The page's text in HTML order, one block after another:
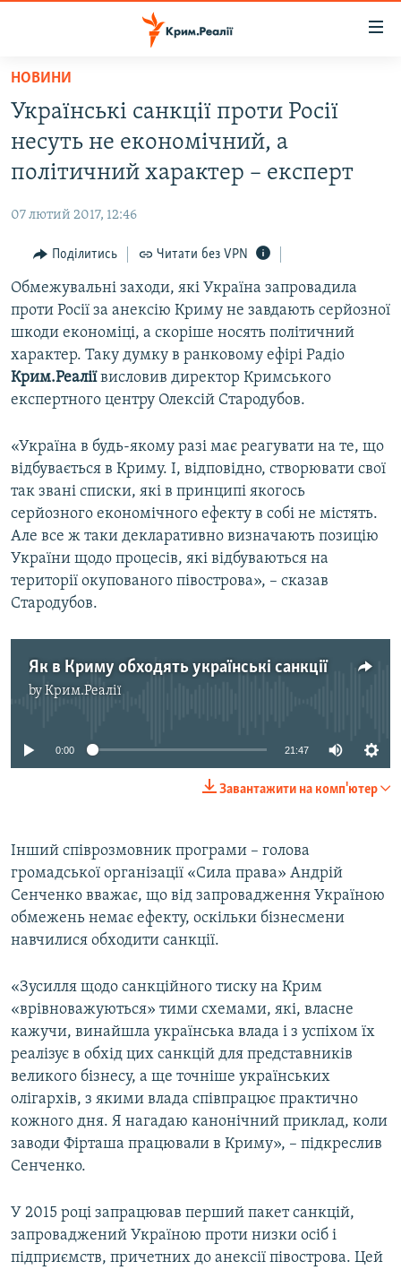
Перейти
основного
матеріалу
Перейти
до
основної
Перейти
пошуку
ВОДА.КРИМ
ВІДЕО ТА ФОТО
БЛОГИ
ПОГЛЯД
ІНТЕРВ'Ю
ВСЕ ЗА ДЕНЬ
СПЕЦПРОЕКТИ
ДЕПОРТАЦІЯ
СВІДЧЕННЯ ОКУПАЦІЇ
УКРАЇНСЬКА ПРОБЛЕМА КРИМУ
ІНФОГРАФІКА
ЯК ОБІЙТИ БЛОКУВАННЯ
Qırımtatar
ДОЛУЧАЙСЯ!
Усі сайти RFE/RL
НОВИНИ
Українські санкції проти Росії
несуть не економічний, а
політичний характер – експерт
07 лютий 2017, 12:46
Поділитись Читати без VPN
Обмежувальні заходи, які Україна запровадила
проти Росії за анексію Криму не завдають серйозної
шкоди економіці, а скоріше носять політичний
характер. Таку думку в ранковому ефірі Радіо
Крим.Реаліївисловив директор Кримського
експертного центру Олексій Стародубов.
«Україна в будь-якому разі має реагувати на те, що
відбувається в Криму. І, відповідно, створювати свої
так звані списки, які в принципі якогось
серйозного економічного ефекту в собі не містять.
Але все ж таки декларативно визначають позицію
України щодо процесів, які відбуваються на
території окупованого півострова», – сказав
Стародубов.
Як в Криму обходять українські санкції
byКрим.Реалії
0:00 21:47
Завантажити на комп'ютер
Інший співрозмовник програми – голова
громадської організації «Сила права» Андрій
Сенченко вважає, що від запровадження Україною
обмежень немає ефекту, оскільки бізнесмени
навчилися обходити санкції.
«Зусилля щодо санкційного тиску на Крим
«врівноважуються» тими схемами, які, власне
кажучи, винайшла українська влада і з успіхом їх
реалізує в обхід цих санкцій для представників
великого бізнесу, а ще точніше українських
олігархів, з якими влада співпрацює практично
кожного дня. Я нагадаю канонічний приклад, коли
заводи Фірташа працювали в Криму», – підкреслив
Сенченко.
У 2015 році запрацював перший пакет санкцій,
запроваджений Україною проти низки осіб і
підприємств, причетних до анексії півострова. Цей